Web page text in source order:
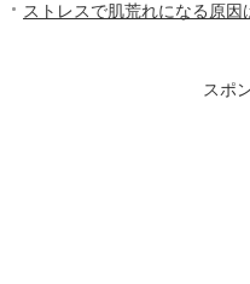
ストレスで肌荒れになる原因
スポ